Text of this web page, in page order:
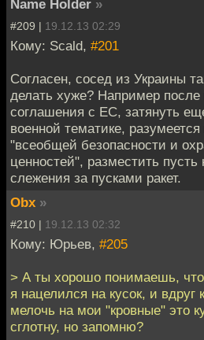
Name Holder »
#209 | 19.12.13 02:29
Кому: Scald, #201
Согласен, сосед из Украины
делать хуже? Например после
соглашения с ЕС, затянуть
военной тематике,
"всеобщей безопасности и
ценностей", разместить
слежения за пусками ракет.
Obx »
#210 | 19.12.13 02:32
Кому: Юрьев, #205
> А ты хорошо понимаешь, что
я нацелился на кусок, и вдруг
мелочь на мои "кровные" это
сглотну, но запомню?